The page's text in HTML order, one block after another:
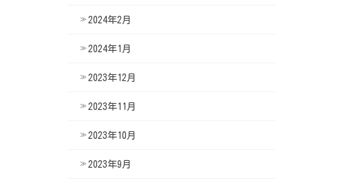
2024年2月
2024年1月
2023年12月
2023年11月
2023年10月
2023年9月